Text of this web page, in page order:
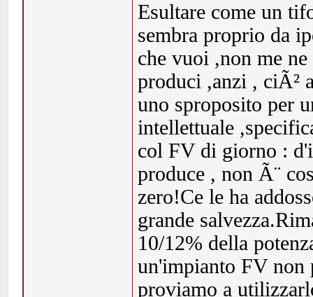
Esultare come un
sembra proprio da
che vuoi ,non me
produci ,anzi , ciÃ²
uno sproposito per
intellettuale
col FV di giorno :
produce , non Ã¨
zero!Ce le ha
grande
10/12% della
un'impianto FV non
proviamo a